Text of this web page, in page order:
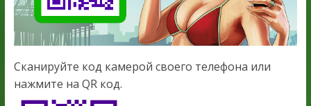
Сканируйте код камерой своего телефона или
нажмите на QR код.